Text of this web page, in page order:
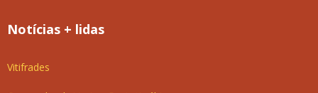
Notícias + lidas
Vitifrades